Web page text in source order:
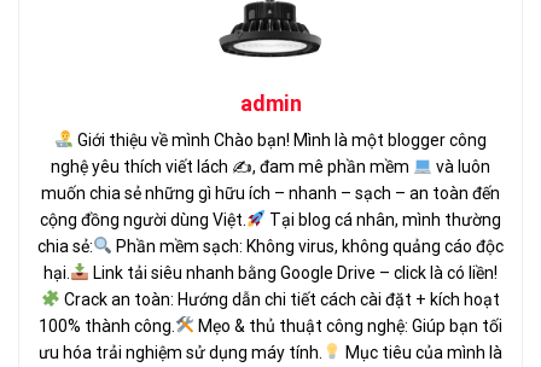
admin
Giới thiệu về mình Chào bạn! Mình là một blogger công
nghệ yêu thích viết lách ✍, đam mê phần mềm
và luôn
muốn chia sẻ những gì hữu ích – nhanh – sạch – an toàn đến
cộng đồng người dùng Việt.
Tại blog cá nhân, mình thường
chia sẻ:
Phần mềm sạch: Không virus, không quảng cáo độc
hại.
Link tải siêu nhanh bằng Google Drive – click là có liền!
Crack an toàn: Hướng dẫn chi tiết cách cài đặt + kích hoạt
100% thành công.
Mẹo & thủ thuật công nghệ: Giúp bạn tối
ưu hóa trải nghiệm sử dụng máy tính.
Mục tiêu của mình là